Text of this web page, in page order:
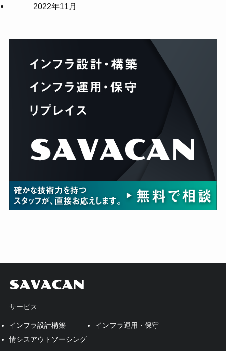
2022年11月
サービス
インフラ設計構築
インフラ運用・保守
情シスアウトソーシング